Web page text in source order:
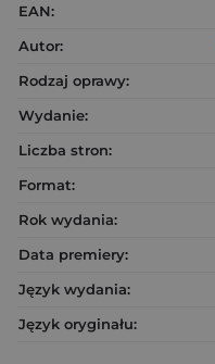
EAN:
Autor:
Rodzaj oprawy:
Wydanie:
Liczba stron:
Format:
Rok wydania:
Data premiery:
Język wydania:
Język oryginału: